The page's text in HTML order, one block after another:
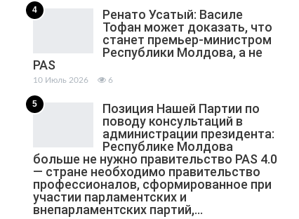
4
Ренато Усатый: Василе
Тофан может доказать, что
станет премьер-министром
Республики Молдова, а не
PAS
10 Июль 2026 6
5
Позиция Нашей Партии по
поводу консультаций в
администрации президента:
Республике Молдова
больше не нужно правительство PAS 4.0
— стране необходимо правительство
профессионалов, сформированное при
участии парламентских и
внепарламентских партий,…